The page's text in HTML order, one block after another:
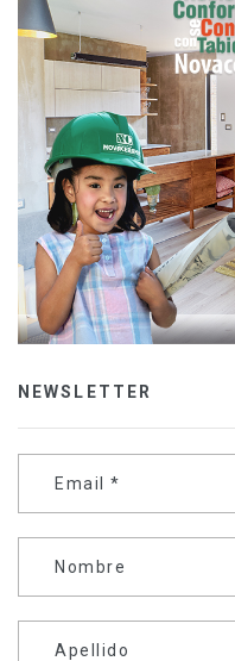
NEWSLETTER
Email *
Nombre
Apellido